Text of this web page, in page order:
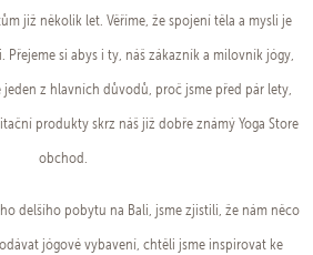
již několik let. Věříme, že spojení těla a mysli je
Přejeme si abys i ty, náš zákazník a milovník jógy,
z hlavních důvodů, proč jsme před pár lety,
produkty skrz náš již dobře známý Yoga Store
obchod.
delšího pobytu na Bali, jsme zjistili, že nám něco
jógové vybavení, chtěli jsme inspirovat ke